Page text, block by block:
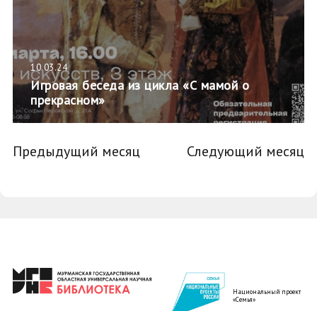
10.03.24
Игровая беседа из цикла «С мамой о
прекрасном»
Предыдущий месяц Следующий месяц
Национальный проект
«Семья»